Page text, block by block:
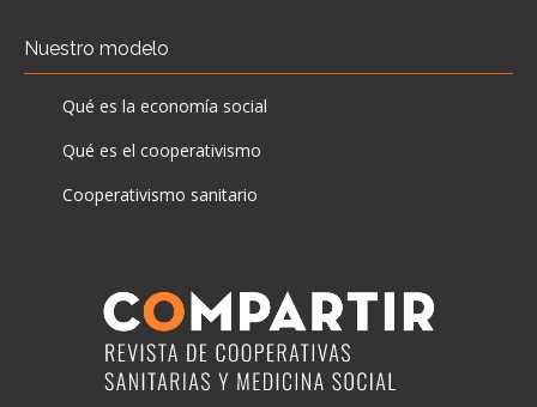
Nuestro modelo
Qué es la economía social
Qué es el cooperativismo
Cooperativismo sanitario